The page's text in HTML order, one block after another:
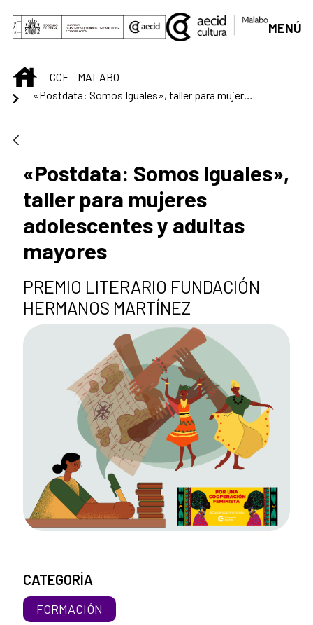
Saltar al contenido principal
MENÚ
INICIOCCE - MALABO
«Postdata: Somos Iguales», taller para mujeres adolescentes y adultas mayores
«Postdata: Somos Iguales»,
taller para mujeres
adolescentes y adultas
mayores
PREMIO LITERARIO FUNDACIÓN
HERMANOS MARTÍNEZ
CATEGORÍA
FORMACIÓN